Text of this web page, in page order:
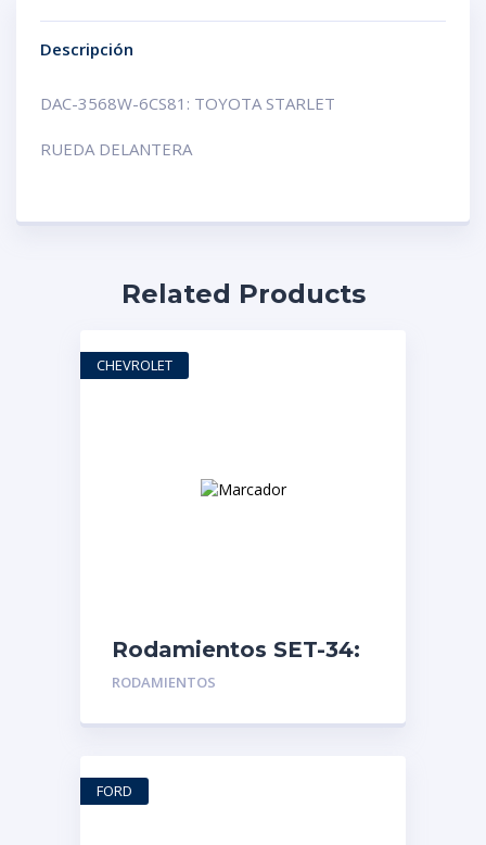
Descripción
DAC-3568W-6CS81: TOYOTA STARLET
RUEDA DELANTERA
Related Products
Rodamientos SET-34:
Blazer – Malibu-
RODAMIENTOS
CHEVROLET
FORD